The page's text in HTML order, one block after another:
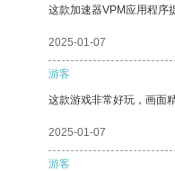
这款加速器VPM应用程序
2025-01-07
游客
这款游戏非常好玩，画面
2025-01-07
游客